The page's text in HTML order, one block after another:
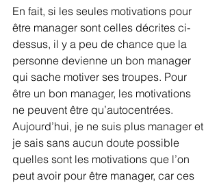
En fait, si les seules motivations pour
être manager sont celles décrites ci-
dessus, il y a peu de chance que la
personne devienne un bon manager
qui sache motiver ses troupes. Pour
être un bon manager, les motivations
ne peuvent être qu’autocentrées.
Aujourd’hui, je ne suis plus manager et
je sais sans aucun doute possible
quelles sont les motivations que l’on
peut avoir pour être manager, car ces